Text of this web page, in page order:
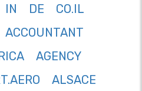
IN DE
CO.IL
ACCOUNTANT
AGENCY
ALSACE